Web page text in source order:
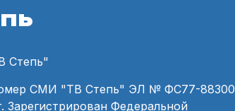
Степь"
СМИ "ТВ Степь" ЭЛ № ФС77-88300
Зарегистрирован Федеральной